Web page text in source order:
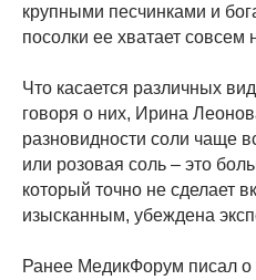
крупными песчинками и
посолки ее хватает совсем
Что касается различных
говоря о них, Ирина
разновидности соли чаще
или розовая соль – это
который точно не сделает
изысканным, убеждена
Ранее МедикФорум писал о